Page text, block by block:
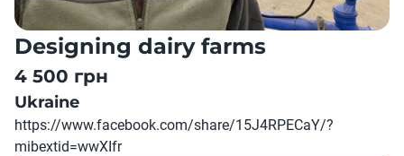
Designing dairy farms
4 500 грн
Ukraine
https://www.facebook.com/share/15J4RPECaY/?
mibextid=wwXIfr